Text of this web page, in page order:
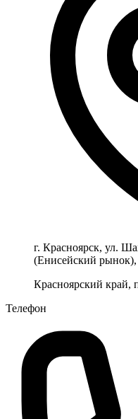
г. Красноярск, ул.
(Енисейский рынок),
Красноярский край,
Телефон